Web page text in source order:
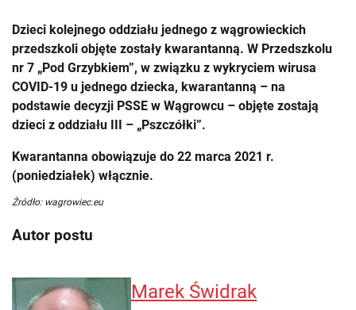
Dzieci kolejnego oddziału jednego z wągrowieckich
przedszkoli objęte zostały kwarantanną. W Przedszkolu
nr 7 „Pod Grzybkiem”, w związku z wykryciem wirusa
COVID-19 u jednego dziecka, kwarantanną – na
podstawie decyzji PSSE w Wągrowcu – objęte zostają
dzieci z oddziału III – „Pszczółki”.
Kwarantanna obowiązuje do 22 marca 2021 r.
(poniedziałek) włącznie.
Źródło: wagrowiec.eu
Autor postu
Marek Świdrak